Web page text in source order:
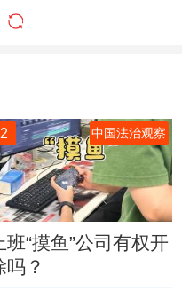
2 中国法治观察
班“摸鱼”公司有权开
吗？